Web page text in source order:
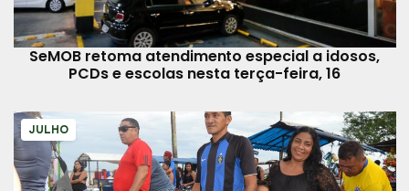
SeMOB retoma atendimento especial a idosos,
PCDs e escolas nesta terça-feira, 16
JULHO